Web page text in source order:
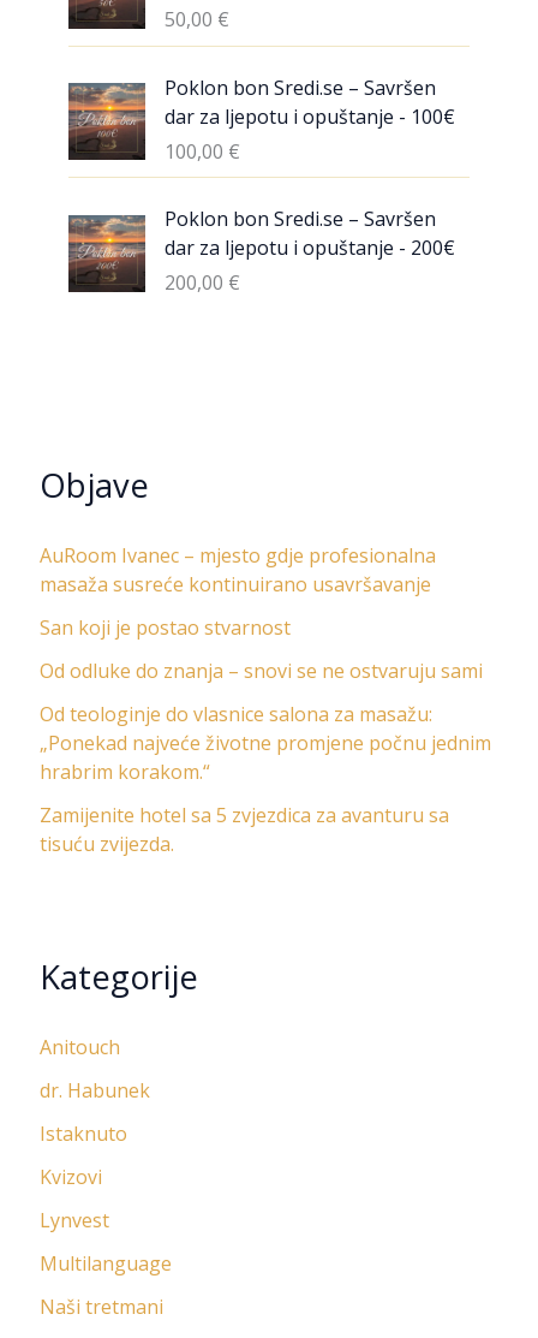
50,00 €
Poklon bon Sredi.se – Savršen
dar za ljepotu i opuštanje - 100€
100,00 €
Poklon bon Sredi.se – Savršen
dar za ljepotu i opuštanje - 200€
200,00 €
Objave
AuRoom Ivanec – mjesto gdje profesionalna
masaža susreće kontinuirano usavršavanje
San koji je postao stvarnost
Od odluke do znanja – snovi se ne ostvaruju sami
Od teologinje do vlasnice salona za masažu:
„Ponekad najveće životne promjene počnu jednim
hrabrim korakom.“
Zamijenite hotel sa 5 zvjezdica za avanturu sa
tisuću zvijezda.
Kategorije
Anitouch
dr. Habunek
Istaknuto
Kvizovi
Lynvest
Multilanguage
Naši tretmani